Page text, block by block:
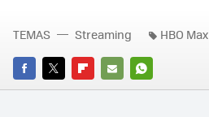
FACEBOOK
TWITTERFLIPBOARD
E-
WHATSAPP
TEMAS Streaming HBO Max